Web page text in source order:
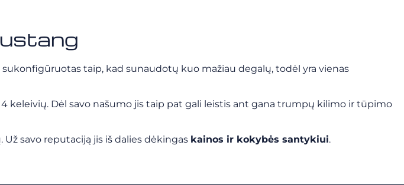
taip, kad sunaudotų kuo mažiau degalų, todėl yra vienas
keleivių. Dėl savo našumo jis taip pat gali leistis ant gana trumpų kilimo ir tūpimo
savo reputaciją jis iš dalies dėkingas kainos ir kokybės santykiui.